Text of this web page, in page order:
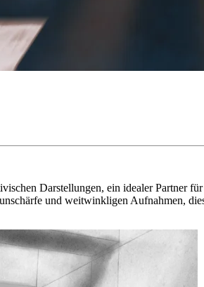
Darstellungen, ein idealer Partner
und weitwinkligen Aufnahmen,